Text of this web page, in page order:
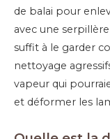
de balai pour
avec une
suffit à le garder
nettoyage
vapeur qui
et déformer les